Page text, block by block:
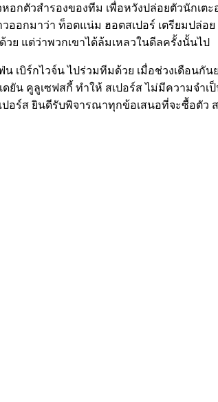
อกตัวสำรองของทีม เพื่อหวังปล่อยตัวนักเ
อกมาว่า ท็อตแน่ม ฮอตสเปอร์ เตรียมปล่อ
ย แต่ว่าพวกเขาได้ล้มเหลวในดีลครั้งนั้นไป
เบิร์กไวจ์น ไปร่วมทีมด้วย เมื่อช่วงเดือน
น คูลูเซฟสกี้ ทำให้ สเปอร์ส ไม่มีความจำ
ร์ส ยินดีรับพิจารณาทุกข้อเสนอที่จะซื้อตัว